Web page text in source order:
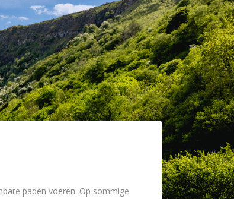
paden voeren. Op sommige